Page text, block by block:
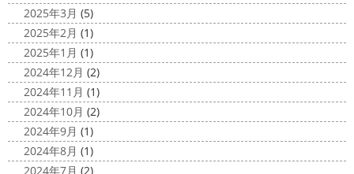
花見になりましたがとても綺麗でした(*^_^*)
帰りは人気
のハン ...
みなさんこんにちは(^O^)
が、みなさんはいかがお過ごしですか？
笑 先日、池袋の
サンシャイン水族館に行きました
外国人の方が多く、
か月ちょっと(´ﾟдﾟ｀) 早い早い
ロナが危険な感じになってきたので、海にはたくさんの人
が来てました！！ でも、海なら ...
2020/11/19
海に行きたい…！！！＊湘南の外壁
塗装専門店＊
最近は暖かくて過ごしやすいお天気です
ね
弊社ライダーの脇祐史君はバリ島に行きました!! 私も
2025年3月 (5)
2025年2月 (1)
2025年1月 (1)
2024年12月 (2)
2024年11月 (1)
2024年10月 (2)
2024年9月 (1)
2024年8月 (1)
2024年7月 (2)